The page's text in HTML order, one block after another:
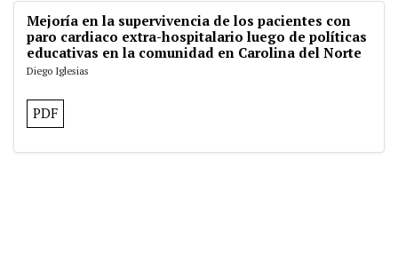
Mejoría en la supervivencia de los pacientes con
paro cardiaco extra-hospitalario luego de políticas
educativas en la comunidad en Carolina del Norte
Diego Iglesias
PDF